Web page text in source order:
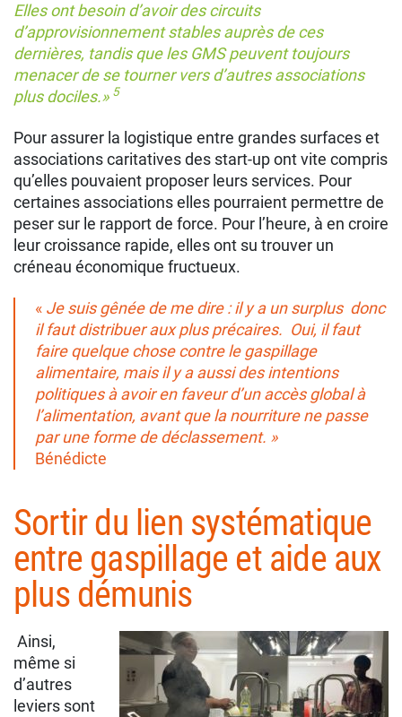
Elles ont besoin d’avoir des circuits
d’approvisionnement stables auprès de ces
dernières, tandis que les GMS peuvent toujours
menacer de se tourner vers d’autres associations
plus dociles.» 5
Pour assurer la logistique entre grandes surfaces et
associations caritatives des start-up ont vite compris
qu’elles pouvaient proposer leurs services. Pour
certaines associations elles pourraient permettre de
peser sur le rapport de force. Pour l’heure, à en croire
leur croissance rapide, elles ont su trouver un
créneau économique fructueux.
« Je suis gênée de me dire : il y a un surplus donc
il faut distribuer aux plus précaires. Oui, il faut
faire quelque chose contre le gaspillage
alimentaire, mais il y a aussi des intentions
politiques à avoir en faveur d’un accès global à
l’alimentation, avant que la nourriture ne passe
par une forme de déclassement. »
Bénédicte
Sortir du lien systématique
entre gaspillage et aide aux
plus démunis
Ainsi,
même si
d’autres
leviers sont